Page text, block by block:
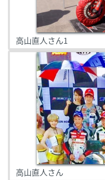
高山直人さん1
高山直人さん